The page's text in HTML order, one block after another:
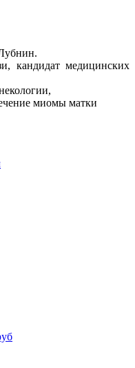
кандидат медицинских
миомы матки